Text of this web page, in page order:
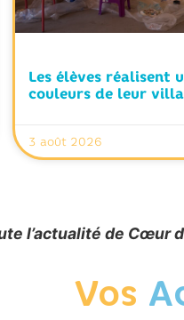
Les élèves réalisent
couleurs de leur
3 août 2026
l’actualité de Cœur
Vos